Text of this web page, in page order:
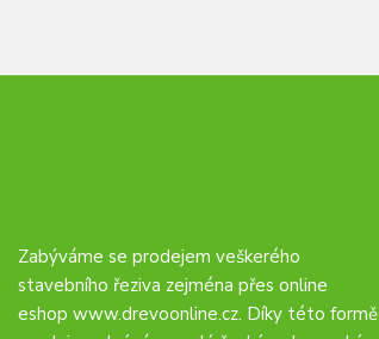
Zabýváme se prodejem veškerého
stavebního řeziva zejména přes online
eshop www.drevoonline.cz. Díky této formě